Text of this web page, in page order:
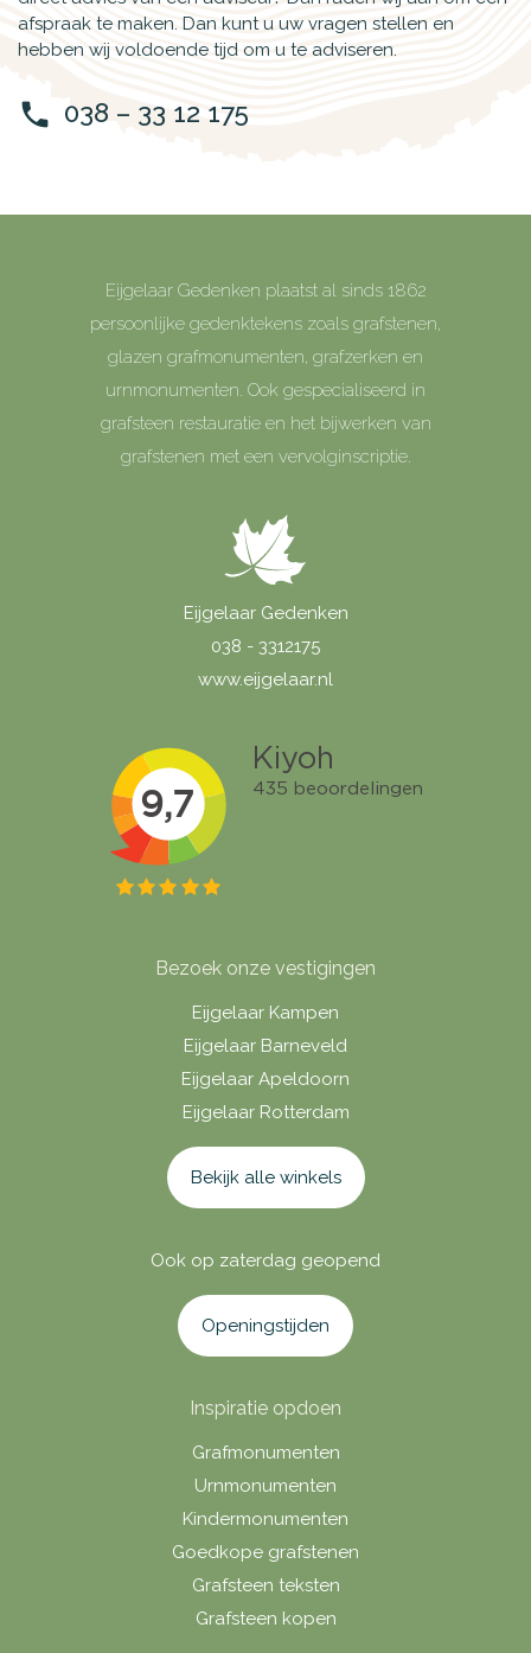
afspraak te maken. Dan kunt u uw vragen stellen en
hebben wij voldoende tijd om u te adviseren.
phone 038 – 33 12 175
Eijgelaar Gedenken plaatst al sinds 1862
persoonlijke gedenktekens zoals grafstenen,
glazen grafmonumenten, grafzerken en
urnmonumenten. Ook gespecialiseerd in
grafsteen restauratie en het bijwerken van
grafstenen met een vervolginscriptie.
Eijgelaar Gedenken
038 - 3312175
www.eijgelaar.nl
Bezoek onze vestigingen
Eijgelaar Kampen
Eijgelaar Barneveld
Eijgelaar Apeldoorn
Eijgelaar Rotterdam
Bekijk alle winkels
Ook op zaterdag geopend
Openingstijden
Inspiratie opdoen
Grafmonumenten
Urnmonumenten
Kindermonumenten
Goedkope grafstenen
Grafsteen teksten
Grafsteen kopen